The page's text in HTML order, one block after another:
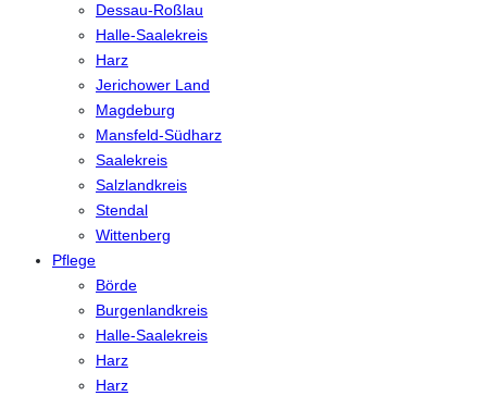
Dessau-Roßlau
Halle-Saalekreis
Harz
Jerichower Land
Magdeburg
Mansfeld-Südharz
Saalekreis
Salzlandkreis
Stendal
Wittenberg
Pflege
Börde
Burgenlandkreis
Halle-Saalekreis
Harz
Harz